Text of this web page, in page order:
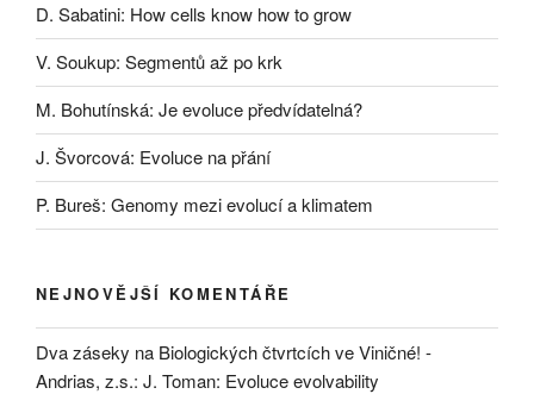
D. Sabatini: How cells know how to grow
V. Soukup: Segmentů až po krk
M. Bohutínská: Je evoluce předvídatelná?
J. Švorcová: Evoluce na přání
P. Bureš: Genomy mezi evolucí a klimatem
NEJNOVĚJŠÍ KOMENTÁŘE
Dva záseky na Biologických čtvrtcích ve Viničné! -
Andrias, z.s.: J. Toman: Evoluce evolvability